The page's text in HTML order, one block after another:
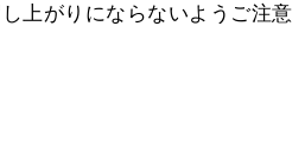
上がりにならないようご注意